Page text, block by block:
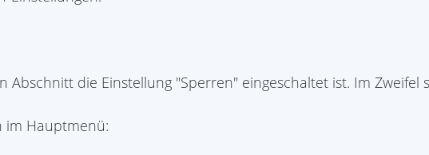
Abschnitt die Einstellung "Sperren" eingeschaltet ist. Im Zweifel
im Hauptmenü: